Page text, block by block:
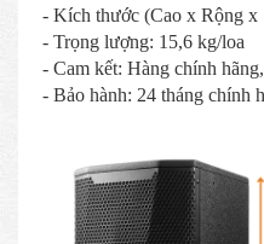
- Kích thước (Cao x Rộng x
- Trọng lượng: 15,6 kg/loa
- Cam kết: Hàng chính
- Bảo hành: 24 tháng chính